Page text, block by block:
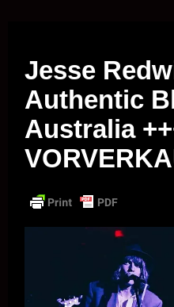
Jesse
Authentic
Australia